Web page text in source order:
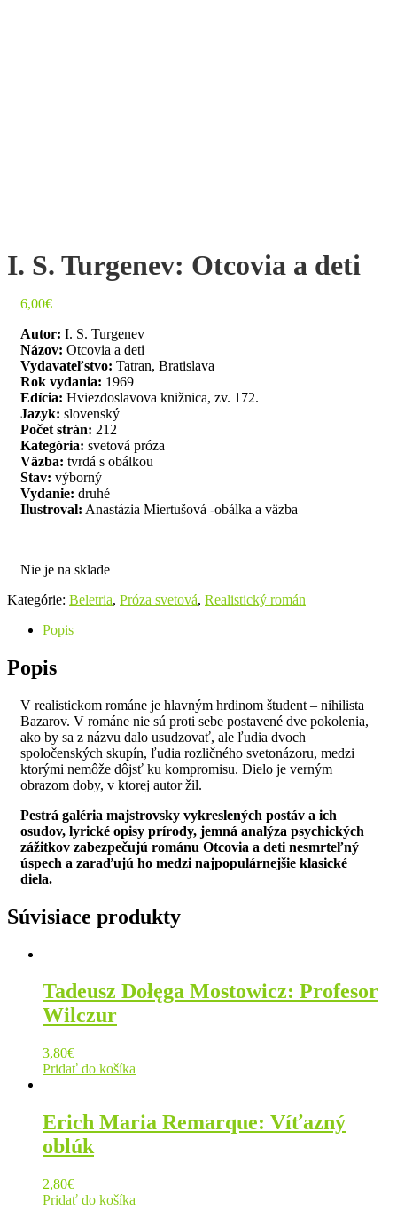
I. S. Turgenev: Otcovia a deti
6,00€
Autor: I. S. Turgenev
Názov: Otcovia a deti
Vydavateľstvo: Tatran, Bratislava
Rok vydania: 1969
Edícia: Hviezdoslavova knižnica, zv. 172.
Jazyk: slovenský
Počet strán: 212
Kategória: svetová próza
Väzba: tvrdá s obálkou
Stav: výborný
Vydanie: druhé
Ilustroval: Anastázia Miertušová -obálka a väzba
Nie je na sklade
Kategórie: Beletria, Próza svetová, Realistický román
Popis
Popis
V realistickom románe je hlavným hrdinom študent – nihilista
Bazarov. V románe nie sú proti sebe postavené dve pokolenia,
ako by sa z názvu dalo usudzovať, ale ľudia dvoch
spoločenských skupín, ľudia rozličného svetonázoru, medzi
ktorými nemôže dôjsť ku kompromisu. Dielo je verným
obrazom doby, v ktorej autor žil.
Pestrá galéria majstrovsky vykreslených postáv a ich
osudov, lyrické opisy prírody, jemná analýza psychických
zážitkov zabezpečujú románu Otcovia a deti nesmrteľný
úspech a zaraďujú ho medzi najpopulárnejšie klasické
diela.
Súvisiace produkty
Tadeusz Dołęga Mostowicz: Profesor
Wilczur
3,80€
Pridať do košíka
Erich Maria Remarque: Víťazný
oblúk
2,80€
Pridať do košíka